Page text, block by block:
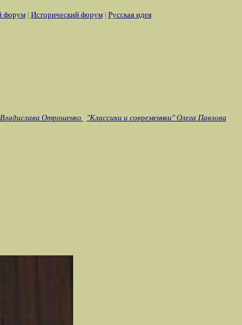
форум| Исторический форум| Русская идея
Отрошенко
"Классики и современнки" Олега Павлова